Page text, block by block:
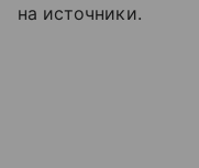
на источники.